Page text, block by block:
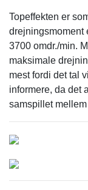
Topeffekten er
drejningsmoment
3700 omdr./min.
maksimale
mest fordi det tal
informere, da det
samspillet